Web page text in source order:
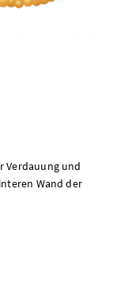
Verdauung und
Wand der